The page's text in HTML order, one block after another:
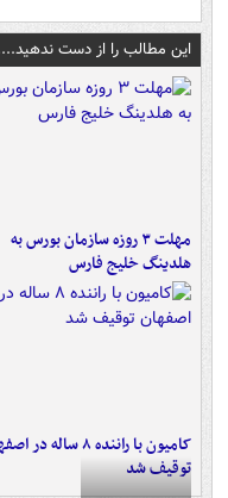
این مطالب را از دست
مهلت ۳ روزه سازمان بورس به
هلدینگ خلیج فارس
کامیون با راننده ۸ ساله
توقیف شد